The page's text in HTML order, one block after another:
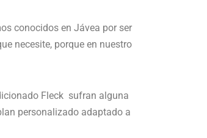
conocidos en Jávea por ser
necesite, porque en nuestro
Fleck sufran alguna
personalizado adaptado a